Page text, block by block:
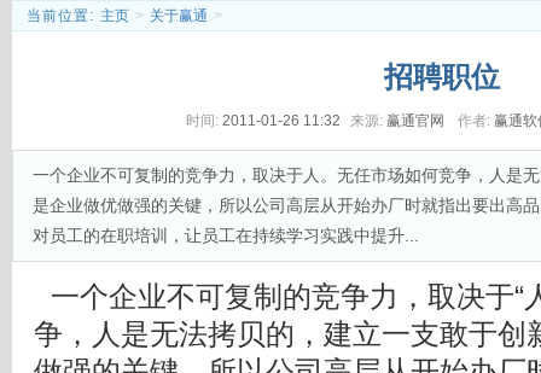
当前位置: 主页 > 关于赢通 >
招聘职位
时间: 2011-01-26 11:32 来源: 赢通官网 作者: 赢通
一个企业不可复制的竞争力，取决于人。无任市场如何竞争，人是
是企业做优做强的关键，所以公司高层从开始办厂时就指出要出高
对员工的在职培训，让员工在持续学习实践中提升...
一个企业不可复制的竞争力，取决于“
争，人是无法拷贝的，建立一支敢于创